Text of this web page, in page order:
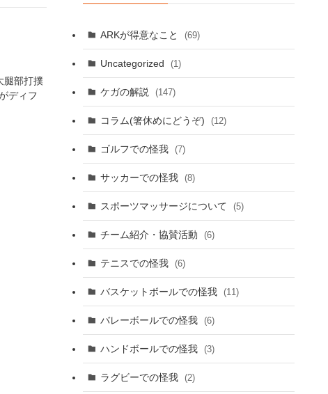
腿部打撲
ディフ
ARKが得意なこと (69)
Uncategorized (1)
ケガの解説 (147)
コラム(箸休めにどうぞ) (12)
ゴルフでの怪我 (7)
サッカーでの怪我 (8)
スポーツマッサージについて (5)
チーム紹介・協賛活動 (6)
テニスでの怪我 (6)
バスケットボールでの怪我 (11)
バレーボールでの怪我 (6)
ハンドボールでの怪我 (3)
ラグビーでの怪我 (2)